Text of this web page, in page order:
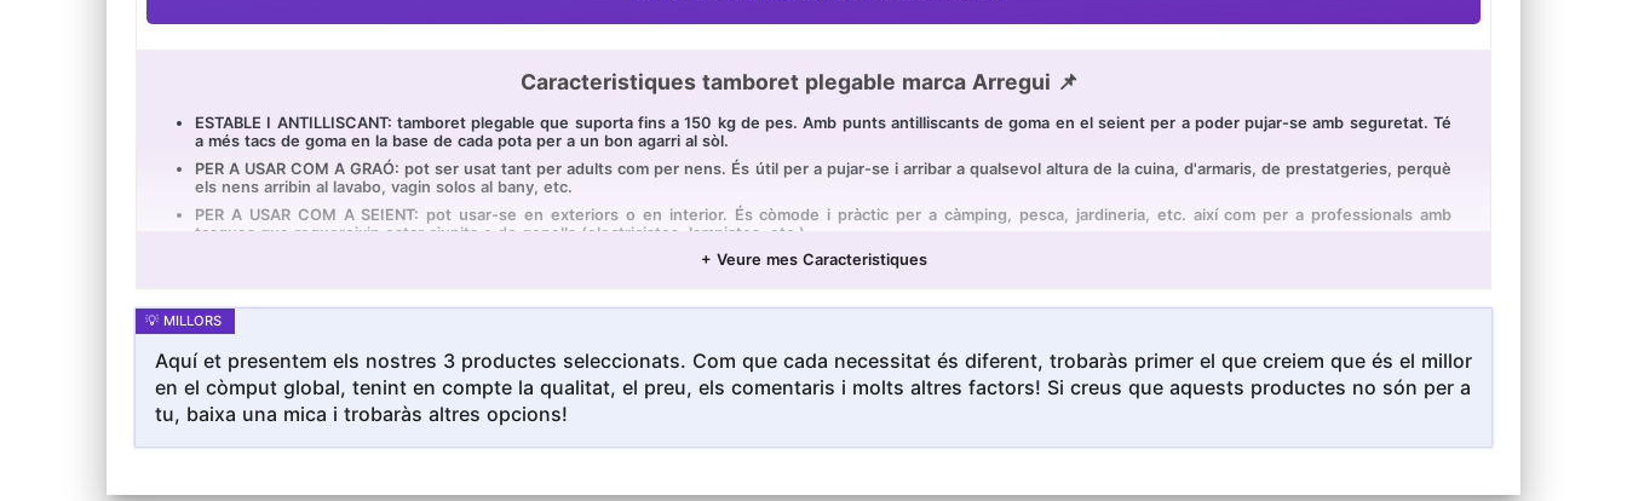
Caracteristiques tamboret plegable marca Arregui 📌
ESTABLE I ANTILLISCANT: tamboret plegable que suporta fins a 150 kg de pes. Amb punts antilliscants de goma en el seient per a poder pujar-se amb seguretat. Té
a més tacs de goma en la base de cada pota per a un bon agarri al sòl.
PER A USAR COM A GRAÓ: pot ser usat tant per adults com per nens. És útil per a pujar-se i arribar a qualsevol altura de la cuina, d'armaris, de prestatgeries, perquè
els nens arribin al lavabo, vagin solos al bany, etc.
PER A USAR COM A SEIENT: pot usar-se en exteriors o en interior. És còmode i pràctic per a càmping, pesca, jardineria, etc. així com per a professionals amb
tasques que requereixin estar ajupits o de genolls (electricistes, lampistes, etc.).
FÀCIL DE PLEGAR, GUARDAR I TRANSPORTAR: es plega i desplega amb un sol moviment. Plegat queda pla, ocupant poc espai en un armari o en el maleter. Plegat
22 CM D'ALTURA: les mesures del tamboret desplegat són 22 x 31,5 x 25 cm (alt x ample x fons). Les mesures del tamboret plegat són 34,5 x 31,5 x 4 cm (alt x
ample x fons). Fabricat en plàstic polipropilè d'alta resistència.
+ Veure mes Caracteristiques
Aquí et presentem els nostres 3 productes seleccionats. Com que cada necessitat és diferent, trobaràs primer el que creiem que és el millor
en el còmput global, tenint en compte la qualitat, el preu, els comentaris i molts altres factors! Si creus que aquests productes no són per a
tu, baixa una mica i trobaràs altres opcions!